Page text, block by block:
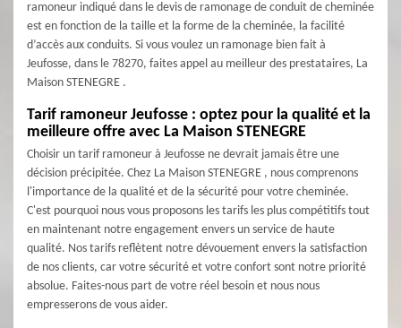
ramoneur indiqué dans le devis de ramonage de conduit de cheminée
est en fonction de la taille et la forme de la cheminée, la facilité
d’accès aux conduits. Si vous voulez un ramonage bien fait à
Jeufosse, dans le 78270, faites appel au meilleur des prestataires, La
Maison STENEGRE .
Tarif ramoneur Jeufosse : optez pour la qualité et la
meilleure offre avec La Maison STENEGRE
Choisir un tarif ramoneur à Jeufosse ne devrait jamais être une
décision précipitée. Chez La Maison STENEGRE , nous comprenons
l'importance de la qualité et de la sécurité pour votre cheminée.
C'est pourquoi nous vous proposons les tarifs les plus compétitifs tout
en maintenant notre engagement envers un service de haute
qualité. Nos tarifs reflètent notre dévouement envers la satisfaction
de nos clients, car votre sécurité et votre confort sont notre priorité
absolue. Faites-nous part de votre réel besoin et nous nous
empresserons de vous aider.